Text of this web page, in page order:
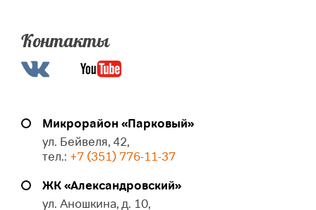
Контакты
Микрорайон «Парковый»
ул. Бейвеля, 42,
тел.: +7 (351) 776-11-37
ЖК «Александровский»
ул. Аношкина, д. 10,